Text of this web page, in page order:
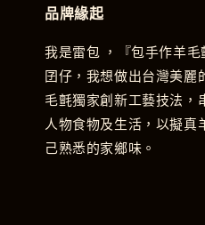
品牌緣起
我是雷包 ，『包手作羊
囝仔，我想做出台灣美麗
毛氈獨家創新工藝技法，
人物食物及生活，以擬真
己熟悉的家鄉味。